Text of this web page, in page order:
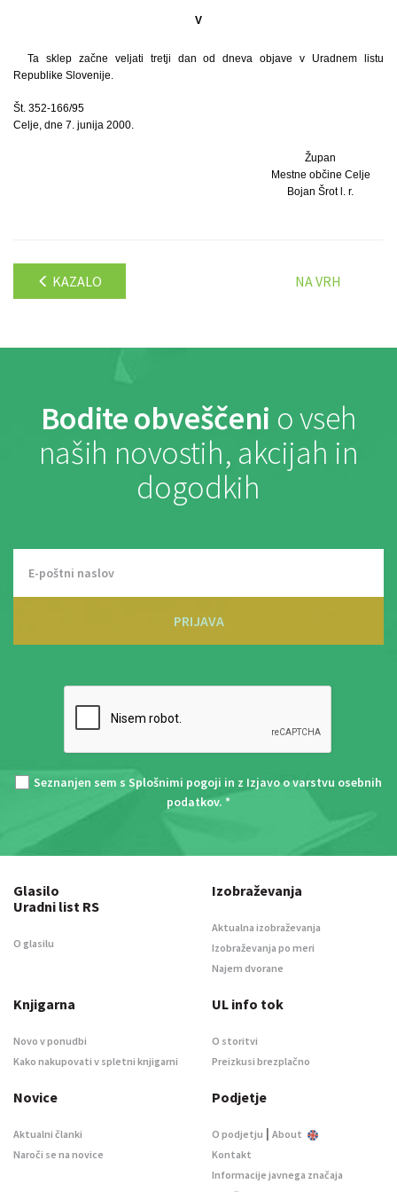
V
Ta sklep začne veljati tretji dan od dneva objave v Uradnem listu
Republike Slovenije.
Št. 352-166/95
Celje, dne 7. junija 2000.
Župan
Mestne občine Celje
Bojan Šrot l. r.
KAZALO NA VRH
Bodite obveščeni o vseh
naših novostih, akcijah in
dogodkih
PRIJAVA
Seznanjen sem s Splošnimi pogoji in z Izjavo o varstvu osebnih
podatkov. *
Glasilo
Uradni list RS
O glasilu
Izobraževanja
Aktualna izobraževanja
Izobraževanja po meri
Najem dvorane
Knjigarna
Novo v ponudbi
Kako nakupovati v spletni knjigarni
UL info tok
O storitvi
Preizkusi brezplačno
Novice
Aktualni članki
Naroči se na novice
Podjetje
O podjetju | About
Kontakt
Informacije javnega značaja